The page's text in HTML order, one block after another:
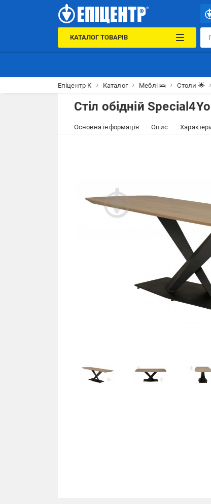
КАТАЛОГ ТОВАРІВ
Епіцентр К Каталог Меблі 🛌 Столи 🌟
Стіл обідній
Основна інформація Опис